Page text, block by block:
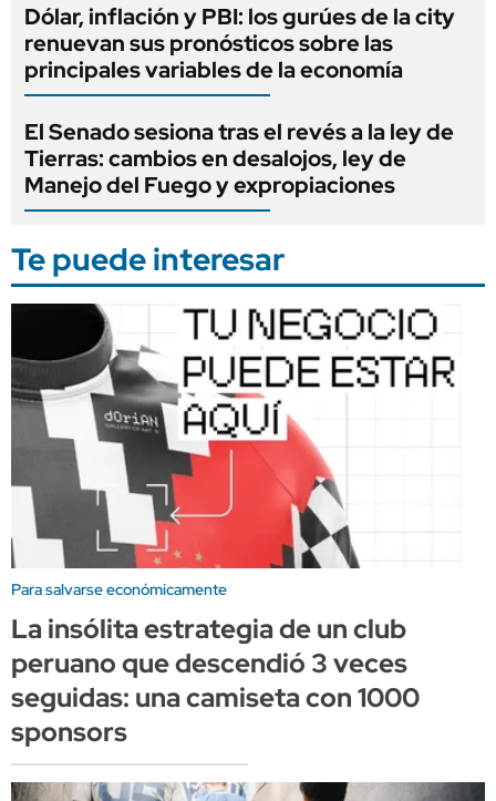
Dólar, inflación y PBI: los gurúes de la city
renuevan sus pronósticos sobre las
principales variables de la economía
El Senado sesiona tras el revés a la ley de
Tierras: cambios en desalojos, ley de
Manejo del Fuego y expropiaciones
Te puede interesar
Para salvarse económicamente
La insólita estrategia de un club
peruano que descendió 3 veces
seguidas: una camiseta con 1000
sponsors